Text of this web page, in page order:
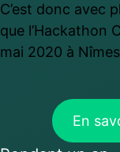
C’est donc avec
que l’Hackathon
mai 2020 à
En